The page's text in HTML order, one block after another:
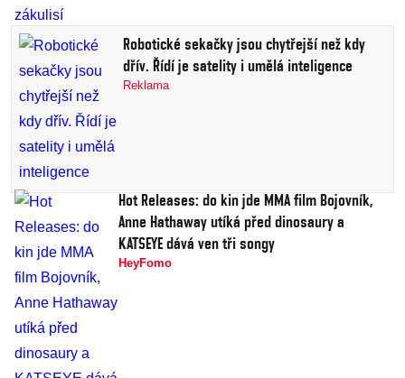
Robotické sekačky jsou chytřejší než kdy
dřív. Řídí je satelity i umělá inteligence
Reklama
Hot Releases: do kin jde MMA film Bojovník,
Anne Hathaway utíká před dinosaury a
KATSEYE dává ven tři songy
HeyFomo